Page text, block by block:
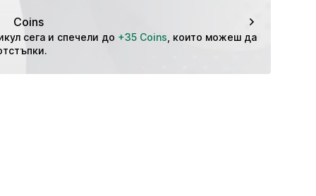
Coins
сега и спечели до +35 Coins , които можеш да